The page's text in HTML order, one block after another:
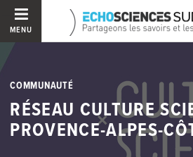
MENU
COMMUNAUTÉ
RÉSEAU CULTURE
PROVENCE-ALPES-